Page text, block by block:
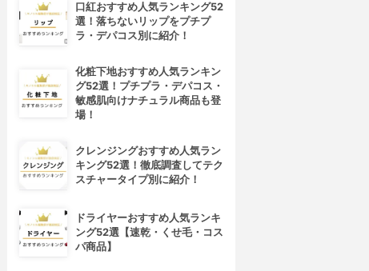
口紅おすすめ人気ランキング52
選！落ちないリップをプチプ
ラ・デパコス別に紹介！
化粧下地おすすめ人気ランキン
グ52選！プチプラ・デパコス・
敏感肌向けナチュラル商品も登
場！
クレンジングおすすめ人気ラン
キング52選！徹底調査してテク
スチャータイプ別に紹介！
ドライヤーおすすめ人気ランキ
ング52選【速乾・くせ毛・コス
パ商品】